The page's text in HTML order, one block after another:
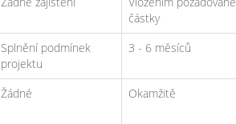
částky
Splnění podmínek
projektu
3 - 6 měsíců
Žádné Okamžitě